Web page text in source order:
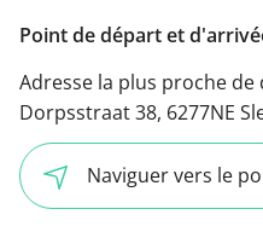
Point de départ et
Adresse la plus proche de
Dorpsstraat 38, 6277NE
Naviguer vers le